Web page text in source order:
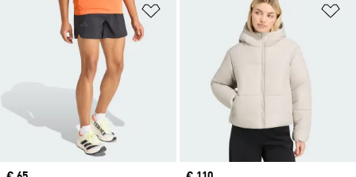
Añadir a la lista de deseos